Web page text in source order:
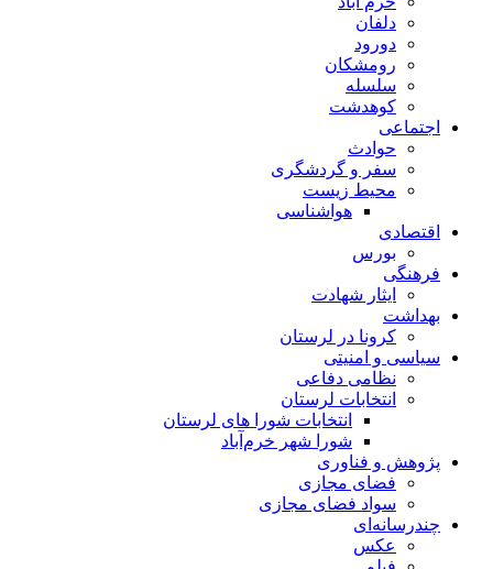
دلفان
دورود
رومشکان
سلسله
کوهدشت
اجتماعی
حوادث
سفر و گردشگری
محیط زیست
هواشناسی
اقتصادی
بورس
فرهنگی
ایثار شهادت
بهداشت
کرونا در لرستان
سیاسی و امنیتی
نظامی دفاعی
انتخابات لرستان
انتخابات شورا های لرستان
شورا شهر خرم‌آباد
پژوهش و فناوری
فضای مجازی
سواد فضای مجازی
چندرسانه‌ای
عكس